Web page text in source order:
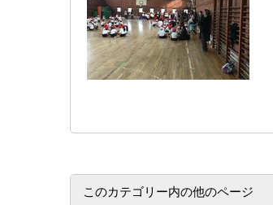
このカテゴリー内の他のページ